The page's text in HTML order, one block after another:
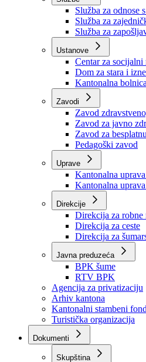
Organizacije
Službe
Služba za odnose
Služba za
Služba za
Ustanove
Centar za socijalni
Dom za stara i
Kantonalna
Zavodi
Zavod
Zavod za javno
Zavod za
Pedagoški zavod
Kantonalna uprava
Kantonalna uprava
Direkcije
Direkcija za robne
Direkcija za ceste
Direkcija za
Javna preduzeća
BPK šume
RTV BPK
Agencija za privatizaciju
Arhiv kantona
Kantonalni stambeni fond
Turistička organizacija